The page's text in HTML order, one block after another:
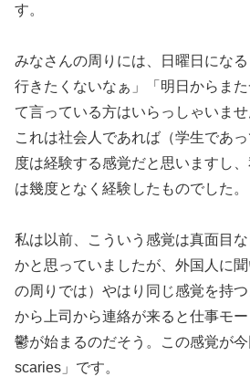
す。
みなさんの周りには、日曜日にな
行きたくないなぁ」「明日からま
て言っている方はいらっしゃいませ
これは社会人であれば（学生であ
度は経験する感覚だと思いますし
は幾度となく経験したものでした。
私は以前、こういう感覚は真面目
かと思っていましたが、外国人に
の周りでは）やはり同じ感覚を持
から上司から連絡が来ると仕事モ
鬱が始まるのだそう。この感覚が
scaries」です。